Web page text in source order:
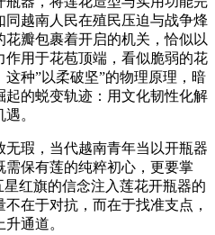
越南人民在殖民压迫与战争烽
瓣包裹着开启的机关，恰似以
用于花苞顶端，看似脆弱的花
种”以柔破坚”的物理原理，暗
的蜕变轨迹：用文化韧性化解
。
瑕，当代越南青年当以开瓶器
保有莲的纯粹初心，更要掌
红旗的信念注入莲花开瓶器的
在于对抗，而在于找准支点，
通道。